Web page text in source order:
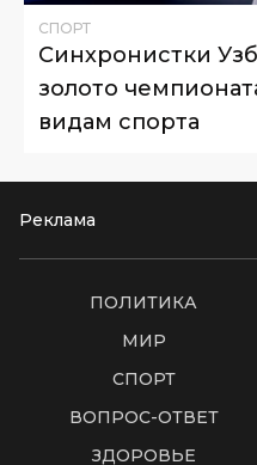
СПОРТ
Синхронистки
золото
видам спорта
Реклама
ПОЛИТИКА
МИР
СПОРТ
ВОПРОС-ОТВЕТ
ЗДОРОВЬЕ